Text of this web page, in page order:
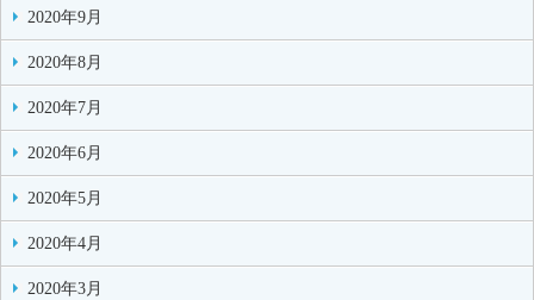
2020年9月
2020年8月
2020年7月
2020年6月
2020年5月
2020年4月
2020年3月